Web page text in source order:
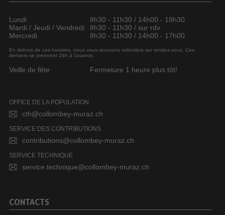
Lundi
8h30 - 11h30 / 14h00 - 18h30
Mardi / Jeudi / Vendredi
8h30 - 11h30 / sur rdv
Mercredi
8h30 - 11h30 / 14h00 - 17h00
En dehors de ces horaires, nous vous recevons volontiers sur rendez-vous. Ces
derniers se prennent 24h à l’avance.
Veille de fête Fermeture 1 heure plus tôt!
OFFICE DE LA POPULATION
cth@collombey-muraz.ch
SERVICE DES CONTRIBUTIONS
contributions@collombey-muraz.ch
SERVICE TECHNIQUE
service.technique@collombey-muraz.ch
CONTACTS